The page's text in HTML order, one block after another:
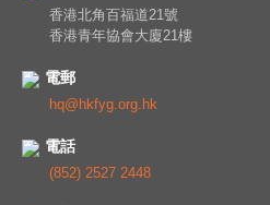
香港北角百福道21號
香港青年協會大廈21樓
電郵
hq@hkfyg.org.hk
電話
(852) 2527 2448